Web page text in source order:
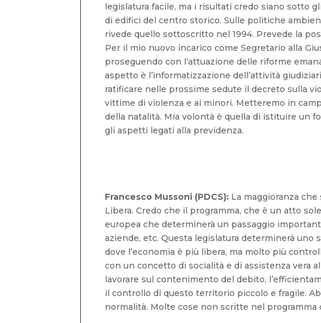
legislatura facile, ma i risultati credo siano sotto
di edifici del centro storico. Sulle politiche
rivede quello sottoscritto nel 1994. Prevede la
Per il mio nuovo incarico come Segretario alla
proseguendo con l’attuazione delle riforme
aspetto è l’informatizzazione dell’attività
ratificare nelle prossime sedute il decreto sulla
vittime di violenza e ai minori. Metteremo in
della natalità. Mia volontà è quella di istituire un
gli aspetti legati alla previdenza.
Francesco Mussoni (PDCS): La maggioranza
Libera. Credo che il programma, che è un atto
europea che determinerà un passaggio
aziende, etc. Questa legislatura determinerà
dove l’economia è più libera, ma molto più
con un concetto di socialità e di assistenza vera
lavorare sul contenimento del debito,
il controllo di questo territorio piccolo e fragile.
normalità. Molte cose non scritte nel